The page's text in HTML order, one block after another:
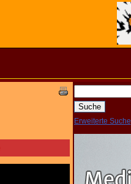
Erweiterte Suche